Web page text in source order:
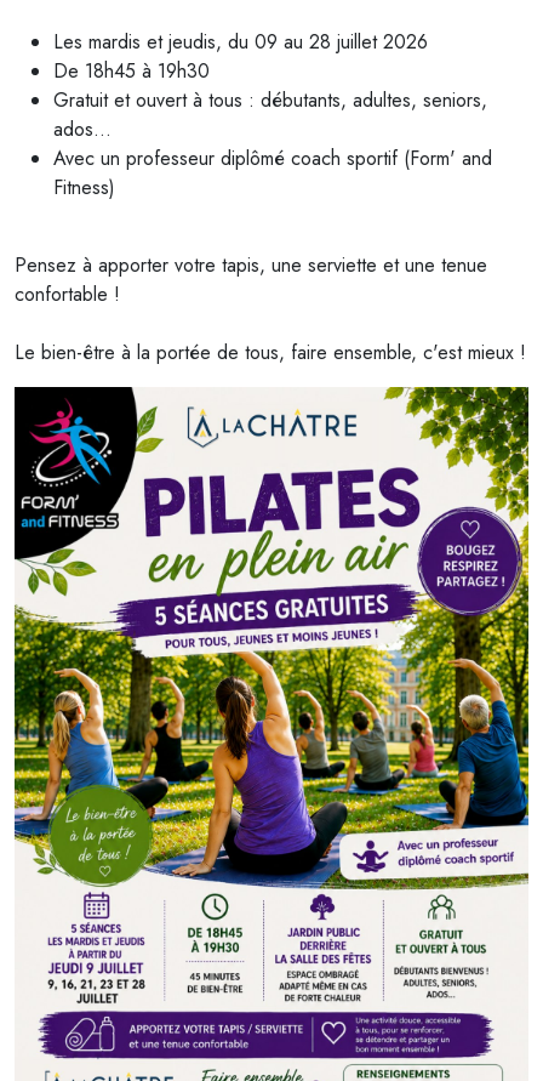
Les mardis et jeudis, du 09 au 28 juillet 2026
De 18h45 à 19h30
Gratuit et ouvert à tous : débutants, adultes, seniors,
ados…
Avec un professeur diplômé coach sportif (Form' and
Fitness)
Pensez à apporter votre tapis, une serviette et une tenue
confortable !
Le bien-être à la portée de tous, faire ensemble, c'est mieux !